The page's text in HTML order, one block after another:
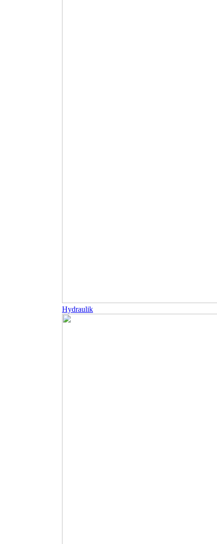
Hydraulik